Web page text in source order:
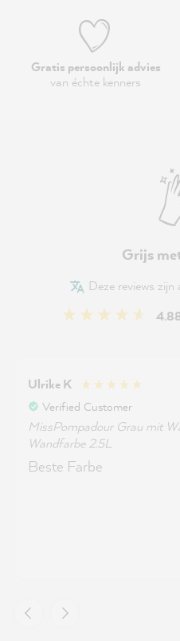
Gratis persoonlijk advies
van échte kenners
Grijs
Deze reviews
Ulrike K
Verified Customer
MissPompadour Grau mit
Wandfarbe 2.5L
Beste Farbe